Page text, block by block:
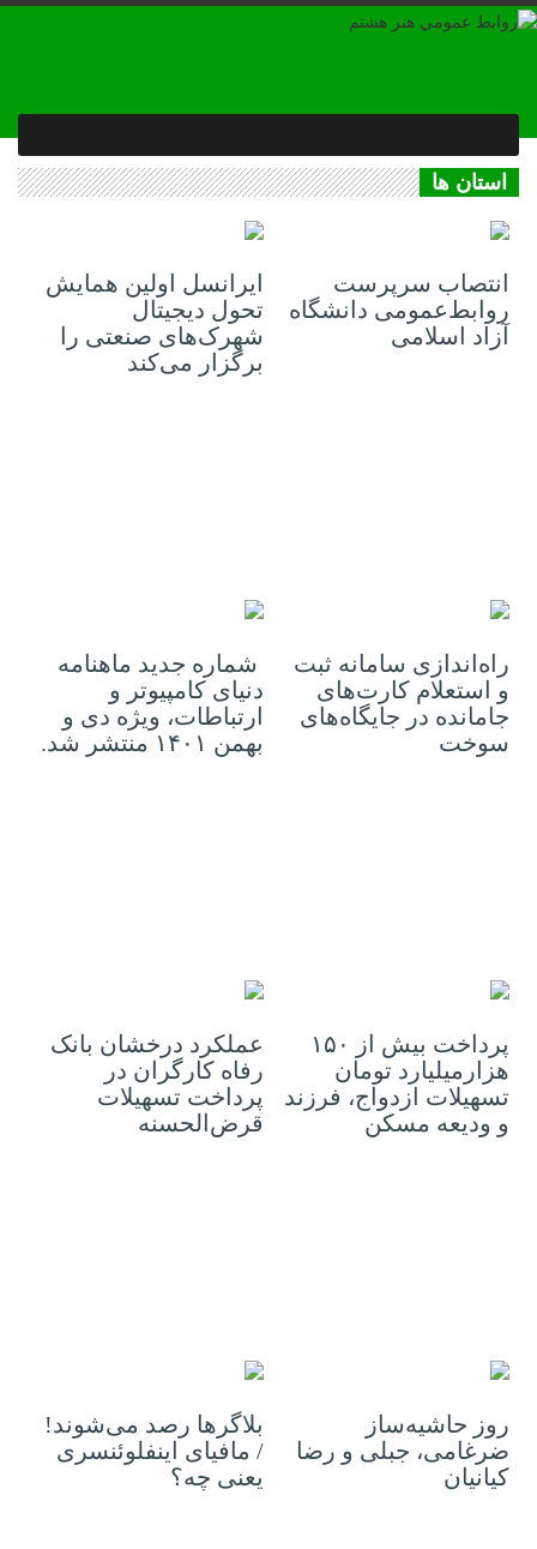
استان ها
انتصاب سرپرست
روابط‌عمومی دانشگاه
آزاد اسلامی
ایرانسل اولین همایش
تحول دیجیتال
شهرک‌های صنعتی را
برگزار می‌کند
راه‌اندازی سامانه ثبت
و استعلام کارت‌های
جامانده در جایگاه‌های
سوخت
شماره جدید ماهنامه
دنیای کامپیوتر و
ارتباطات، ویژه دی و
بهمن ۱۴۰۱ منتشر شد.
پرداخت بیش از ۱۵۰
هزارمیلیارد تومان
تسهیلات ازدواج، فرزند
و ودیعه مسکن
عملکرد درخشان بانک
رفاه کارگران در
پرداخت تسهیلات
قرض‌الحسنه
روز حاشیه‌ساز
ضرغامی، جبلی و رضا
کیانیان
بلاگرها رصد می‌شوند‍!
/ مافیای اینفلوئنسری
یعنی چه؟